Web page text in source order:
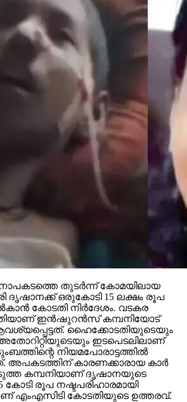
തുടര്‍ന്ന് കോമയിലായ
ദൃഷാനക്ക് ഒരുകോടി 15 ലക്ഷം രൂപ
കോടതി നിര്‍ദേശം. വടകര
ഇന്‍ഷുറന്‍സ് കമ്പനിയോട്
ഹൈക്കോടതിയുടെയും
ഇടപെടലിലാണ്
നിയമപോരാട്ടത്തില്‍
അപകടത്തിന് കാരണക്കാരായ കാര്‍
കമ്പനിയാണ് ദൃഷാനയുടെ
രൂപ നഷ്ടപരിഹാരമായി
എംഎസിടി കോടതിയുടെ ഉത്തരവ്.